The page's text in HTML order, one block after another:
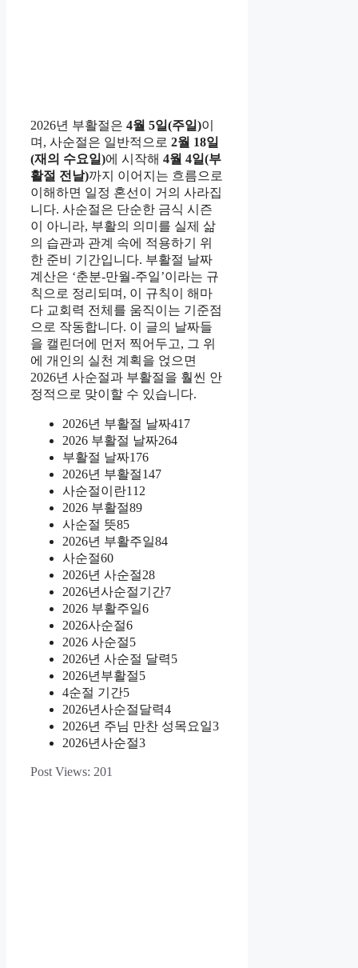
2026년 부활절은 4월 5일(주일)이
며, 사순절은 일반적으로 2월 18일
(재의 수요일)에 시작해 4월 4일(부
활절 전날)까지 이어지는 흐름으로
이해하면 일정 혼선이 거의 사라집
니다. 사순절은 단순한 금식 시즌
이 아니라, 부활의 의미를 실제 삶
의 습관과 관계 속에 적용하기 위
한 준비 기간입니다. 부활절 날짜
계산은 ‘춘분-만월-주일’이라는 규
칙으로 정리되며, 이 규칙이 해마
다 교회력 전체를 움직이는 기준점
으로 작동합니다. 이 글의 날짜들
을 캘린더에 먼저 찍어두고, 그 위
에 개인의 실천 계획을 얹으면
2026년 사순절과 부활절을 훨씬 안
정적으로 맞이할 수 있습니다.
2026년 부활절 날짜417
2026 부활절 날짜264
부활절 날짜176
2026년 부활절147
사순절이란112
2026 부활절89
사순절 뜻85
2026년 부활주일84
사순절60
2026년 사순절28
2026년사순절기간7
2026 부활주일6
2026사순절6
2026 사순절5
2026년 사순절 달력5
2026년부활절5
4순절 기간5
2026년사순절달력4
2026년 주님 만찬 성목요일3
2026년사순절3
Post Views: 201